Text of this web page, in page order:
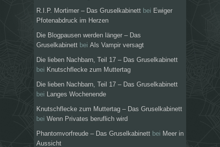
R.I.P. Mortimer – Das Gruselkabinett bei Ewiger
Pfotenabdruck im Herzen
Die Blogpausen werden länger – Das
Gruselkabinett bei Als Vampir versagt
Die lieben Nachbarn, Teil 17 – Das Gruselkabinett
bei Knutschflecke zum Muttertag
Die lieben Nachbarn, Teil 17 – Das Gruselkabinett
bei
Langes Wochenende
Knutschflecke zum Muttertag – Das Gruselkabinett
bei Wenn Privates beruflich wird
Phantomvorfreude – Das Gruselkabinett bei Meer in
Aussicht